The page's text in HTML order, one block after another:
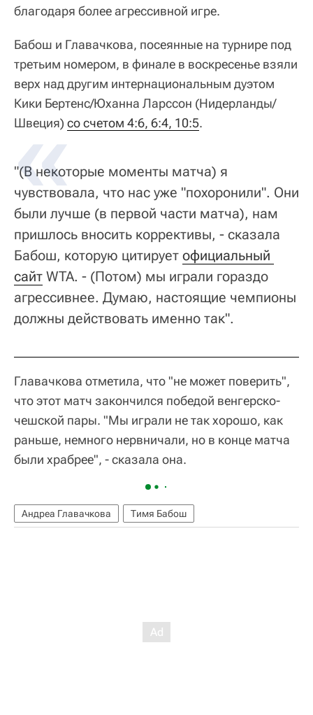
благодаря более агрессивной игре.
Бабош и Главачкова, посеянные на турнире под
третьим номером, в финале в воскресенье взяли
верх над другим интернациональным дуэтом
Кики Бертенс/Юханна Ларссон (Нидерланды/
Швеция) со счетом 4:6, 6:4, 10:5.
"(В некоторые моменты матча) я
чувствовала, что нас уже "похоронили". Они
были лучше (в первой части матча), нам
пришлось вносить коррективы, - сказала
Бабош, которую цитирует официальный
сайт WTA. - (Потом) мы играли гораздо
агрессивнее. Думаю, настоящие чемпионы
должны действовать именно так".
Главачкова отметила, что "не может поверить",
что этот матч закончился победой венгерско-
чешской пары. "Мы играли не так хорошо, как
раньше, немного нервничали, но в конце матча
были храбрее", - сказала она.
Андреа Главачкова Тимя Бабош